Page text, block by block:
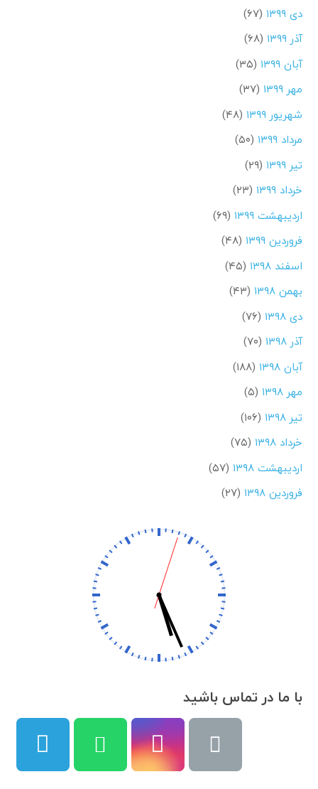
دی ۱۳۹۹
(۶۷)
آذر ۱۳۹۹
(۶۸)
آبان ۱۳۹۹
(۳۵)
مهر ۱۳۹۹
(۳۷)
شهریور ۱۳۹۹
(۴۸)
مرداد ۱۳۹۹
(۵۰)
تیر ۱۳۹۹
(۲۹)
خرداد ۱۳۹۹
(۲۳)
اردیبهشت ۱۳۹۹
(۶۹)
فروردین ۱۳۹۹
(۴۸)
اسفند ۱۳۹۸
(۴۵)
بهمن ۱۳۹۸
(۴۳)
دی ۱۳۹۸
(۷۶)
آذر ۱۳۹۸
(۷۰)
آبان ۱۳۹۸
(۱۸۸)
مهر ۱۳۹۸
(۵)
تیر ۱۳۹۸
(۱۰۶)
خرداد ۱۳۹۸
(۷۵)
اردیبهشت ۱۳۹۸
(۵۷)
فروردین ۱۳۹۸
(۲۷)
با ما در تماس باشید